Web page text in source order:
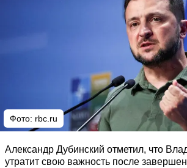
Фото: rbc.ru
Александр Дубинский отметил, что
утратит свою важность после